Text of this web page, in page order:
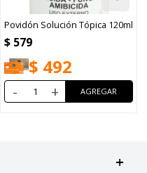
Povidón Solución Tópica 120ml
$ 579
$ 492
- +